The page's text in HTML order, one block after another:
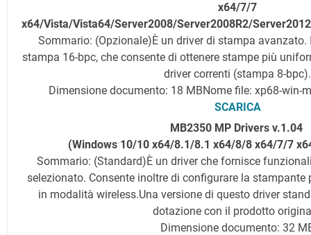
x64/7/7
x64/Vista/Vista64/Server2008/Server2008R2/
Sommario: (Opzionale)È un driver di stampa avanzato.
stampa 16-bpc, che consente di ottenere stampe più
driver correnti (stampa 8-bpc).
Dimensione documento: 18 MBNome file: xp68-win-
SCARICA
MB2350 MP Drivers v.1.04
(Windows 10/10 x64/8.1/8.1 x64/8/8 x64/7/7
Sommario: (Standard)È un driver che fornisce
selezionato. Consente inoltre di configurare la stampante
in modalità wireless.Una versione di questo driver
dotazione con il prodotto
Dimensione documento: 32